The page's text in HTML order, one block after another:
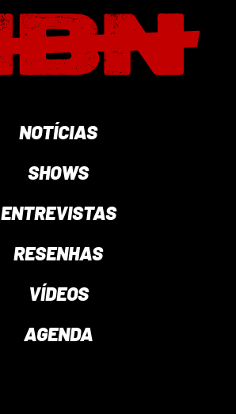
NOTÍCIAS
SHOWS
ENTREVISTAS
RESENHAS
VÍDEOS
AGENDA